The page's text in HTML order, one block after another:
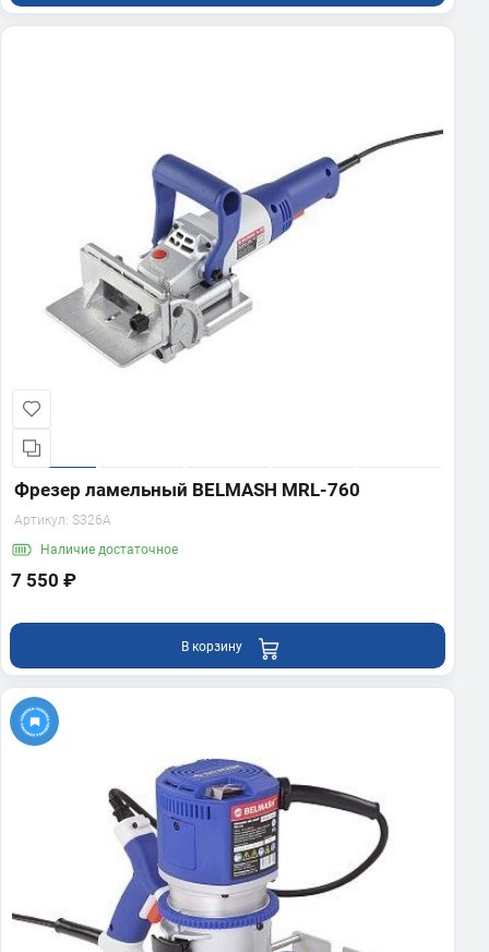
Фрезер ламельный BELMASH MRL-760
Артикул: S326A
Наличие достаточное
7 550 ₽
В корзину